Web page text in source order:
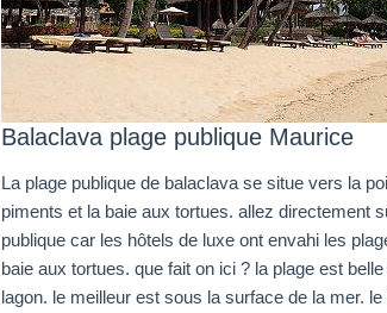
Balaclava plage publique Maurice
La plage publique de balaclava se situe vers la
piments et la baie aux tortues. allez directement
publique car les hôtels de luxe ont envahi les
baie aux tortues. que fait on ici ? la plage est
lagon. le meilleur est sous la surface de la mer. le